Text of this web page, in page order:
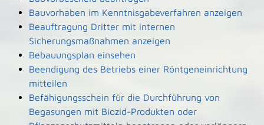
Bauvorhaben im Kenntnisgabeverfahren anzeigen
Beauftragung Dritter mit internen
Sicherungsmaßnahmen anzeigen
Bebauungsplan einsehen
Beendigung des Betriebs einer Röntgeneinrichtung
mitteilen
Befähigungsschein für die Durchführung von
Begasungen mit Biozid-Produkten oder